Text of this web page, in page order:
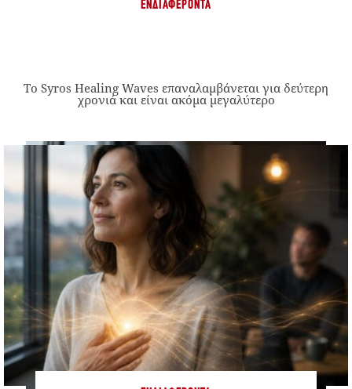
ΕΝΔΙΑΦΈΡΟΝΤΑ
Το Syros Healing Waves επαναλαμβάνεται για δεύτερη
χρονιά και είναι ακόμα μεγαλύτερο